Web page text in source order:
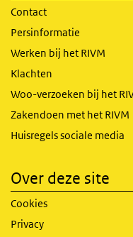
Contact
Persinformatie
Werken bij het RIVM
Klachten
Woo-verzoeken bij het
Zakendoen met het RIVM
Huisregels sociale media
Over deze site
Cookies
Privacy